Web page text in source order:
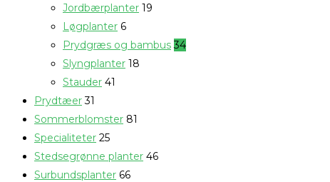
Jordbærplanter 19
Løgplanter 6
Prydgræs og bambus 34
Slyngplanter 18
Stauder 41
Prydtæer 31
Sommerblomster 81
Specialiteter 25
Stedsegrønne planter 46
Surbundsplanter 66